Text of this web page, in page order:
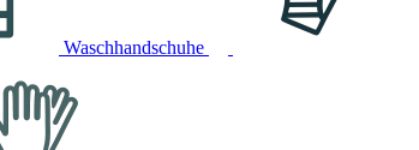
Waschhandschuhe